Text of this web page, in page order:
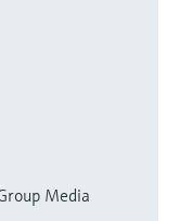
Media